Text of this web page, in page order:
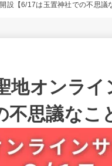
設【6/17は玉置神社での不思議
地オンラ
思議なこ